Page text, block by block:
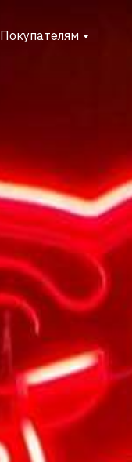
Покупателям